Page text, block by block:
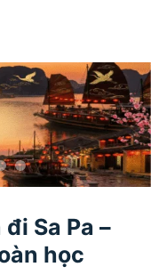
Sa Pa –
học